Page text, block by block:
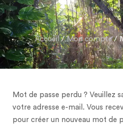
Accueil/Mon compte/
Mot de passe perdu ? Veuillez
votre adresse e-mail. Vous
pour créer un nouveau mot de